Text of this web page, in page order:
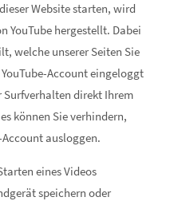
Website starten, wird
YouTube hergestellt. Dabei
welche unserer Seiten Sie
Account eingeloggt
Surfverhalten direkt Ihrem
können Sie verhindern,
Account ausloggen.
eines Videos
speichern oder